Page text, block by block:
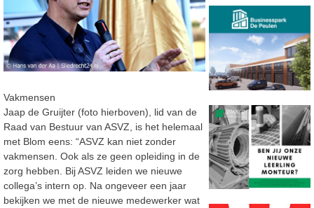
Vakmensen
Jaap de Gruijter (foto hierboven), lid van de
Raad van Bestuur van ASVZ, is het helemaal
met Blom eens: “ASVZ kan niet zonder
vakmensen. Ook als ze geen opleiding in de
zorg hebben. Bij ASVZ leiden we nieuwe
collega’s intern op. Na ongeveer een jaar
bekijken we met de nieuwe medewerker wat